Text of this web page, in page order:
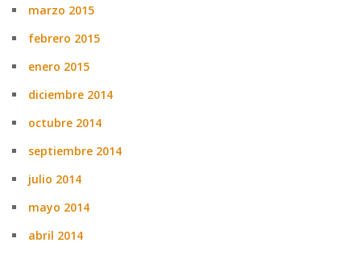
marzo 2015
febrero 2015
enero 2015
diciembre 2014
octubre 2014
septiembre 2014
julio 2014
mayo 2014
abril 2014